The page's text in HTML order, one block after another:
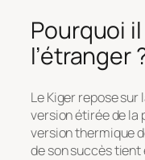
Pourquoi
l’étranger
Le Kiger repose
version étirée de la
version thermique
de son succès tient